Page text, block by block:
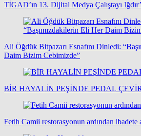
TİGAD’ın 13. Dijital Medya Çalıştayı
Ali Öğdük Bitpazarı Esnafını Dinledi:
Daim Bizim Cebimizde”
BİR HAYALİN PEŞİNDE PEDAL
Fetih Camii restorasyonun ardından ibadete